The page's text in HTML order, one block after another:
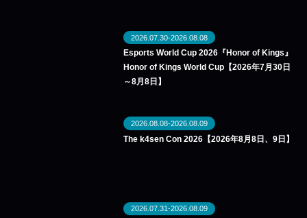
2026.07.30-2026.08.08
Esports World Cup 2026『Honor of Kings』
Honor of Kings World Cup【2026年7月30日
～8月8日】
2026.08.08-2026.08.09
The k4sen Con 2026【2026年8月8日、9日】
2026.07.31-2026.08.09